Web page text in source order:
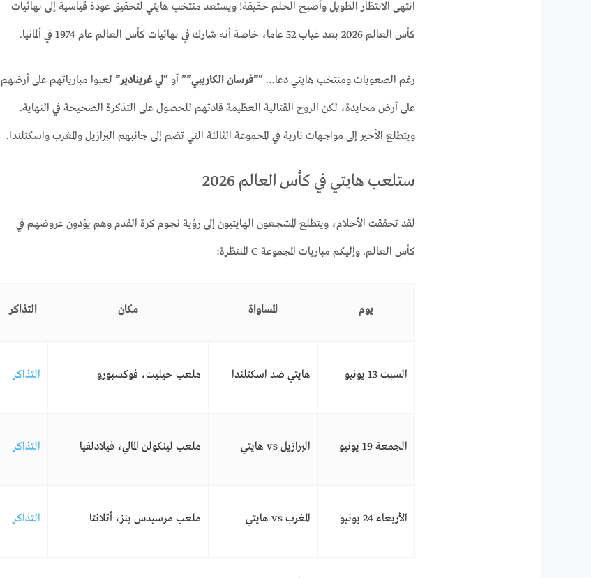
انتهى الانتظار الطويل وأصبح الحلم حقيقة! ويستعد منتخب هايتي لتحقيق عودة قياسية إلى نهائيات
كأس العالم 2026 بعد غياب 52 عاما، خاصة أنه شارك في نهائيات كأس العالم عام 1974 في ألمانيا.
رغم الصعوبات ومنتخب هايتي دعا… “”فرسان الكاريبي””أو “لي غرينادير”لعبوا مبارياتهم على أرضهم
على أرض محايدة، لكن الروح القتالية العظيمة قادتهم للحصول على التذكرة الصحيحة في النهاية.
ويتطلع الأخير إلى مواجهات نارية في المجموعة الثالثة التي تضم إلى جانبهم البرازيل والمغرب واسكتلندا.
ستلعب هايتي في كأس العالم 2026
لقد تحققت الأحلام، ويتطلع المشجعون الهايتيون إلى رؤية نجوم كرة القدم وهم يؤدون عروضهم في
كأس العالم. وإليكم مباريات المجموعة C المنتظرة:
يوم المساواة مكان التذاكر
السبت 13 يونيو هايتي ضد اسكتلندا ملعب جيليت، فوكسبورو التذاكر
الجمعة 19 يونيو البرازيل vs هايتي ملعب لينكولن المالي، فيلادلفيا التذاكر
الأربعاء 24 يونيو المغرب vs هايتي ملعب مرسيدس بنز، أتلانتا التذاكر